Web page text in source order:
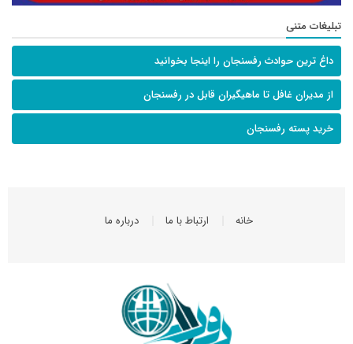
تبلیغات متنی
داغ ترین حوادث رفسنجان را اینجا بخوانید
از مدیران غافل تا ماهیگیران قابل در رفسنجان
خرید پسته رفسنجان
خانه ارتباط با ما درباره ما